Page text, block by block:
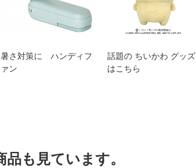
暑さ対策に ハンディフ
ァン
話題の ちいかわ グッズ
はこちら
も見ています。